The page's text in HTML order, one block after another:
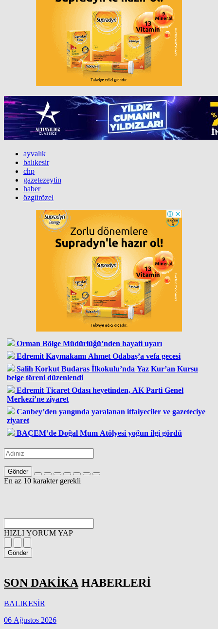
ayvalık
balıkesir
chp
gazetezeytin
haber
özgürözel
Orman Bölge Müdürlüğü’nden hayati uyarı
Edremit Kaymakamı Ahmet Odabaş’a vefa gecesi
Salih Korkut Budaras İlkokulu’nda Yaz Kur’an Kursu
belge töreni düzenlendi
Edremit Ticaret Odası heyetinden, AK Parti Genel
Merkezi’ne ziyaret
Canbey’den yangında yaralanan itfaiyeciler ve gazeteciye
ziyaret
BAÇEM’de Doğal Mum Atölyesi yoğun ilgi gördü
Gönder
En az 10 karakter gerekli
HIZLI YORUM YAP
Gönder
SON DAKİKA HABERLERİ
BALIKESİR
06 Ağustos 2026